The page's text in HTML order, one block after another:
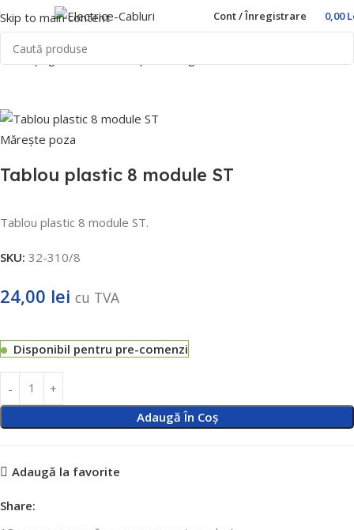
Skip to main content Cont / Înregistrare 0,00
Prima pagină
Mărește poza
Tablou plastic 8 module ST
Tablou plastic 8 module ST.
SKU: 32-310/8
24,00 lei cu TVA
Disponibil pentru pre-comenzi
Adaugă În Coș
Adaugă la favorite
Share: